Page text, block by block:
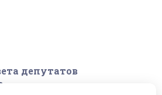
депутатов